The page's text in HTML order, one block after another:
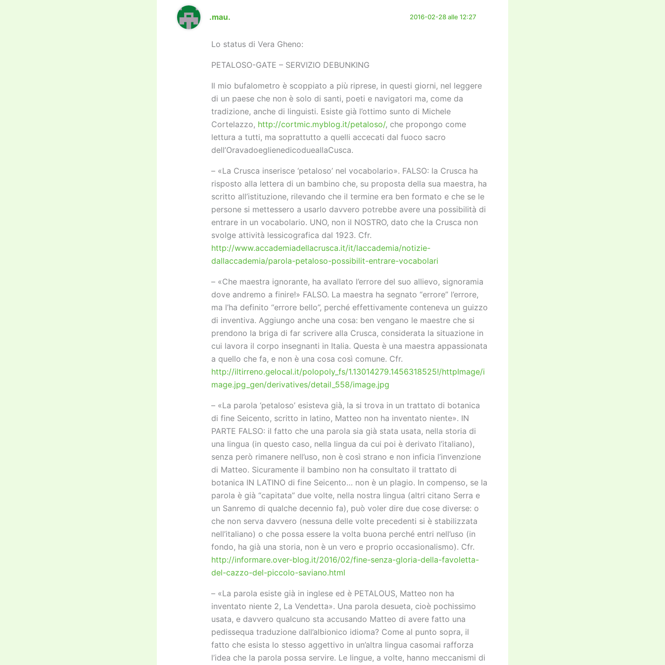
.mau. 2016-02-28 alle 12:27
Lo status di Vera Gheno:
PETALOSO-GATE – SERVIZIO DEBUNKING
Il mio bufalometro è scoppiato a più riprese, in questi giorni, nel leggere
di un paese che non è solo di santi, poeti e navigatori ma, come da
tradizione, anche di linguisti. Esiste già l’ottimo sunto di Michele
Cortelazzo, http://cortmic.myblog.it/petaloso/, che propongo come
lettura a tutti, ma soprattutto a quelli accecati dal fuoco sacro
dell’OravadoeglienedicodueallaCusca.
– «La Crusca inserisce ‘petaloso’ nel vocabolario». FALSO: la Crusca ha
risposto alla lettera di un bambino che, su proposta della sua maestra, ha
scritto all’istituzione, rilevando che il termine era ben formato e che se le
persone si mettessero a usarlo davvero potrebbe avere una possibilità di
entrare in un vocabolario. UNO, non il NOSTRO, dato che la Crusca non
svolge attività lessicografica dal 1923. Cfr.
http://www.accademiadellacrusca.it/it/laccademia/notizie-
dallaccademia/parola-petaloso-possibilit-entrare-vocabolari
– «Che maestra ignorante, ha avallato l’errore del suo allievo, signoramia
dove andremo a finire!» FALSO. La maestra ha segnato “errore” l’errore,
ma l’ha definito “errore bello”, perché effettivamente conteneva un guizzo
di inventiva. Aggiungo anche una cosa: ben vengano le maestre che si
prendono la briga di far scrivere alla Crusca, considerata la situazione in
cui lavora il corpo insegnanti in Italia. Questa è una maestra appassionata
a quello che fa, e non è una cosa così comune. Cfr.
http://iltirreno.gelocal.it/polopoly_fs/1.13014279.1456318525!/httpImage/i
mage.jpg_gen/derivatives/detail_558/image.jpg
– «La parola ‘petaloso’ esisteva già, la si trova in un trattato di botanica
di fine Seicento, scritto in latino, Matteo non ha inventato niente». IN
PARTE FALSO: il fatto che una parola sia già stata usata, nella storia di
una lingua (in questo caso, nella lingua da cui poi è derivato l’italiano),
senza però rimanere nell’uso, non è così strano e non inficia l’invenzione
di Matteo. Sicuramente il bambino non ha consultato il trattato di
botanica IN LATINO di fine Seicento… non è un plagio. In compenso, se la
parola è già “capitata” due volte, nella nostra lingua (altri citano Serra e
un Sanremo di qualche decennio fa), può voler dire due cose diverse: o
che non serva davvero (nessuna delle volte precedenti si è stabilizzata
nell’italiano) o che possa essere la volta buona perché entri nell’uso (in
fondo, ha già una storia, non è un vero e proprio occasionalismo). Cfr.
http://informare.over-blog.it/2016/02/fine-senza-gloria-della-favoletta-
del-cazzo-del-piccolo-saviano.html
– «La parola esiste già in inglese ed è PETALOUS, Matteo non ha
inventato niente 2, La Vendetta». Una parola desueta, cioè pochissimo
usata, e davvero qualcuno sta accusando Matteo di avere fatto una
pedissequa traduzione dall’albionico idioma? Come al punto sopra, il
fatto che esista lo stesso aggettivo in un’altra lingua casomai rafforza
l’idea che la parola possa servire. Le lingue, a volte, hanno meccanismi di